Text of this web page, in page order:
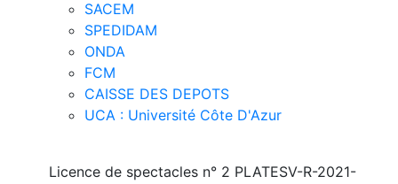
SACEM
SPEDIDAM
ONDA
FCM
CAISSE DES DEPOTS
UCA : Université Côte D'Azur
Licence de spectacles n° 2 PLATESV-R-2021-